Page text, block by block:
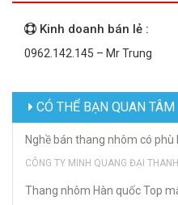
Kinh doanh bán lẻ :
0962.142.145 – Mr Trung
CÓ THỂ BẠN QUAN TÂM
Nghề bán thang nhôm có phù
CÔNG TY MINH QUANG ĐẠI
Thang nhôm Hàn quốc Top